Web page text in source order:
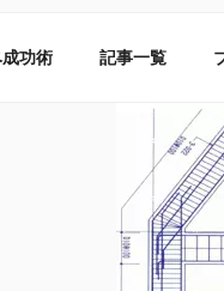
成功術 記事一覧